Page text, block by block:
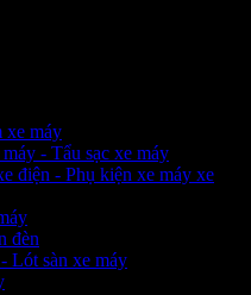
xe máy
- Tẩu sạc xe máy
điện - Phụ kiện xe máy xe
đèn
Lót sàn xe máy